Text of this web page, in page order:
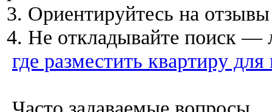
3. Ориентируйтесь на
4. Не откладывайте поиск —
где разместить квартиру